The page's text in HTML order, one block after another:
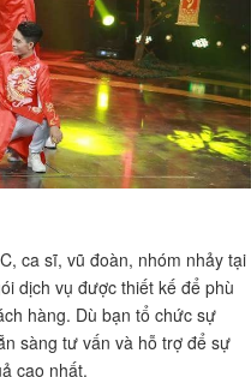
ca sĩ, vũ đoàn, nhóm nhảy tại
dịch vụ được thiết kế để phù
hàng. Dù bạn tổ chức sự
sàng tư vấn và hỗ trợ để sự
cao nhất.